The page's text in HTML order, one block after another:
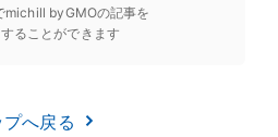
michill byGMOの記事を
ることができます
プへ戻る